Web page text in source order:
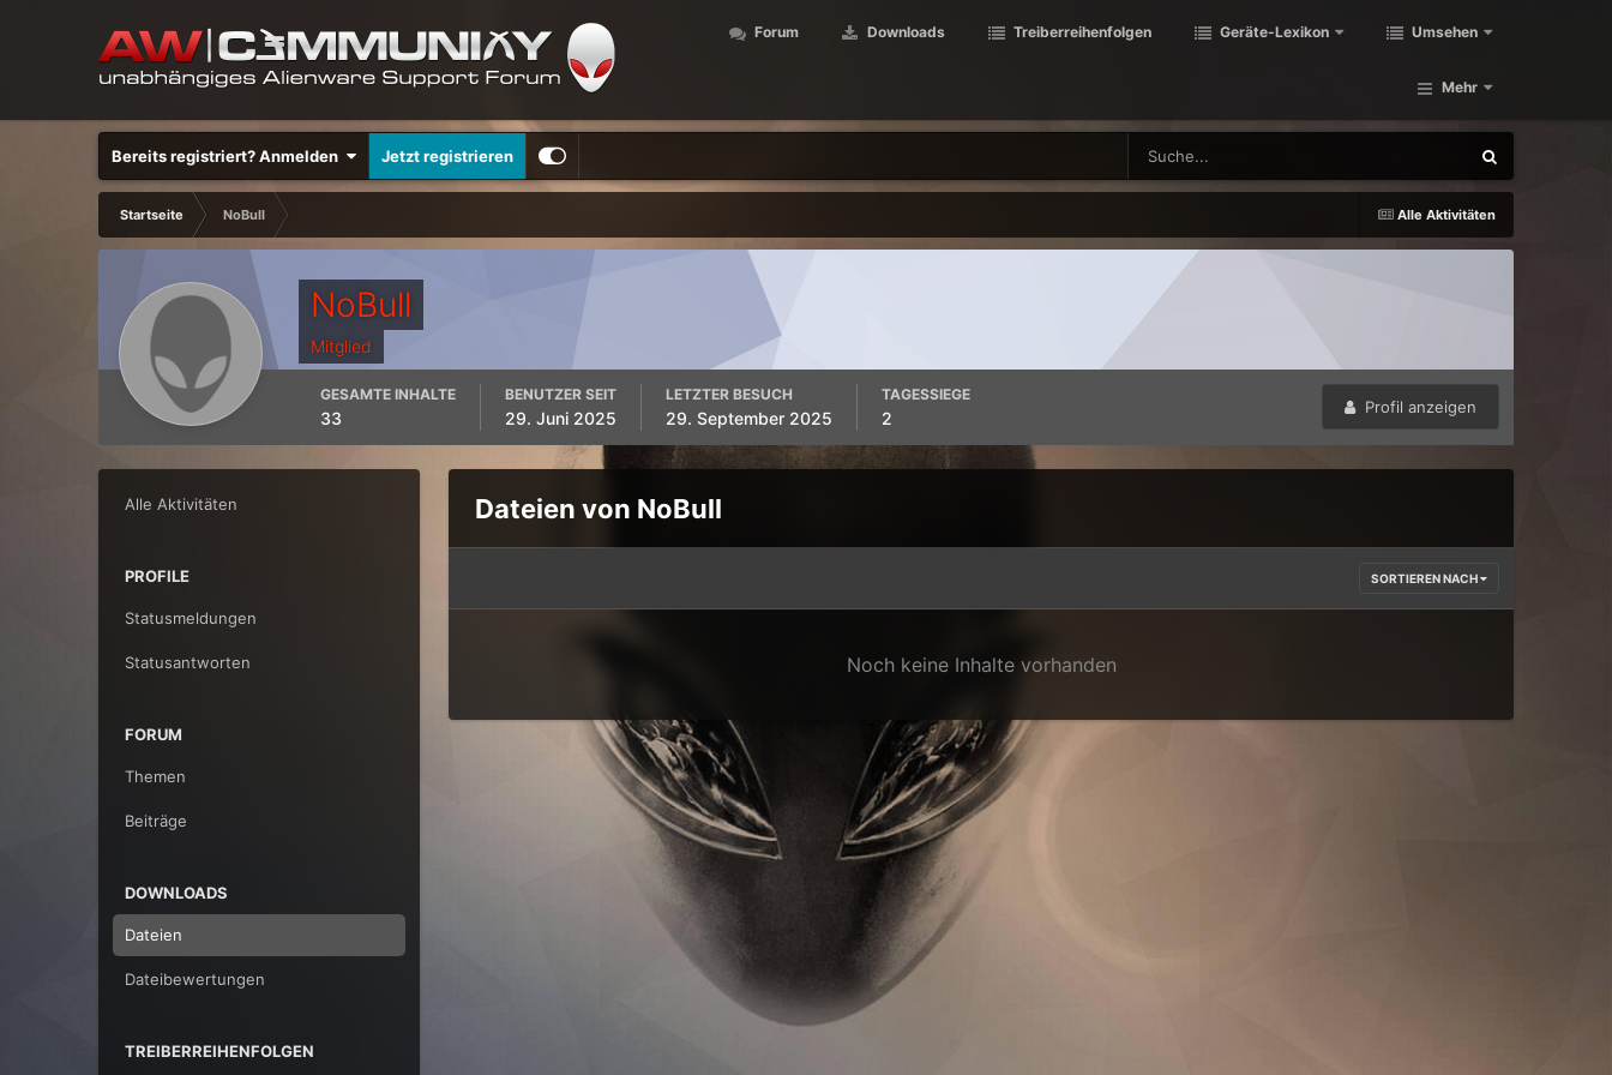
Forum Downloads Treiberreihenfolgen Geräte-Lexikon Umsehen
Mehr
Bereits registriert? Anmelden Jetzt registrieren
Alle Aktivitäten
Startseite NoBull
NoBull
Mitglied
Profil anzeigen
GESAMTE INHALTE
33
BENUTZER SEIT
29. Juni 2025
LETZTER BESUCH
29. September 2025
TAGESSIEGE
2
Alle Aktivitäten
PROFILE
Statusmeldungen
Statusantworten
FORUM
Themen
Beiträge
DOWNLOADS
Dateien
Dateibewertungen
TREIBERREIHENFOLGEN
Dateien von NoBull
SORTIEREN NACH
Noch keine Inhalte vorhanden